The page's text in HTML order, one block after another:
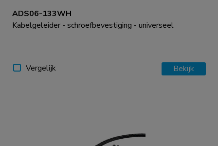
ADS06-133WH
Kabelgeleider - schroefbevestiging - universeel
Vergelijk Bekijk